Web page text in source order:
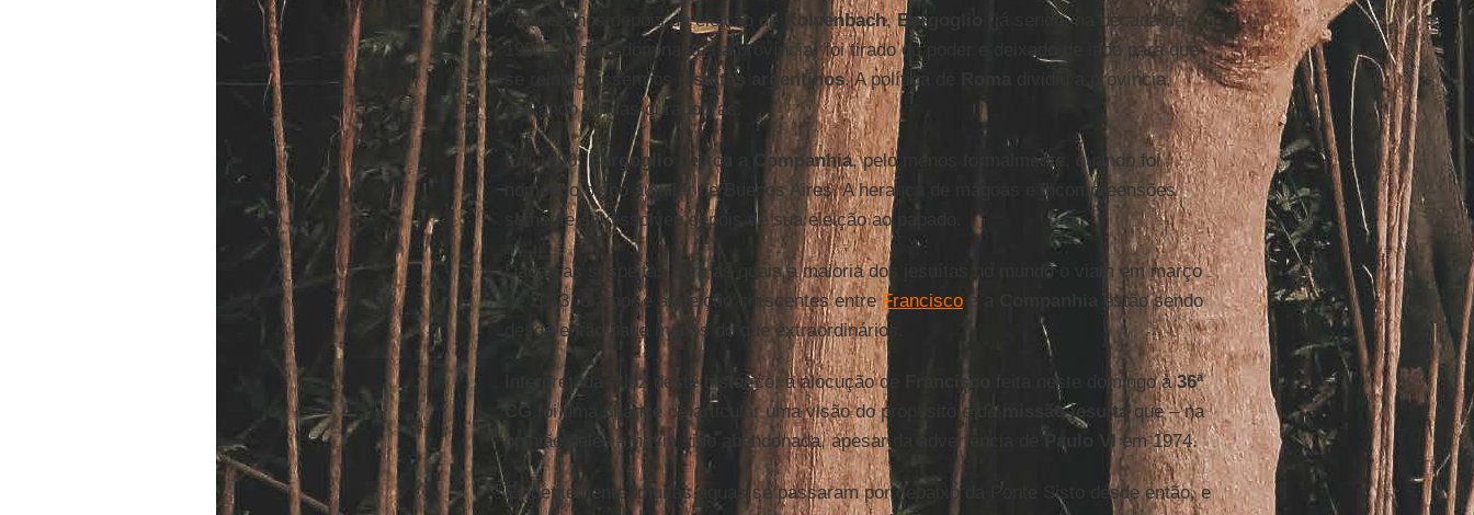
Alguns anos depois da eleição de Kolvenbach,Bergoglio
(já sendo, na década de
1980, a figura dominante na província) foi tirado do poder e deixado de lado para que
se reintegrassem os
jesuítas argentinos. A política de
dividiu a província,
deixando feridas duradouras.
Em 1990,Bergoglio deixou a Companhia, pelo menos formalmente, quando foi
nomeado bispo auxiliar de Buenos Aires. A herança de mágoas e incompreensões
somente se dissolveu depois de sua eleição ao papado.
Dadas as suspeitas com as quais a maioria dos jesuítas no mundo o viam em março
de 2013, o amor e a afeição crescentes entreFranciscoe a
estão sendo
desde então nada menos do que extraordinários.
Interpretada à luz deste histórico, a alocução de Francisco feita neste domingo à36ª
CG
foi uma chance de articular uma visão do propósito e da missão jesuíta que – na
opinião deles – havia sido abandonada, apesar da advertência de
Paulo VI em 1974.
Evidentemente, muitas águas se passaram por debaixo da Ponte Sisto desde então, e